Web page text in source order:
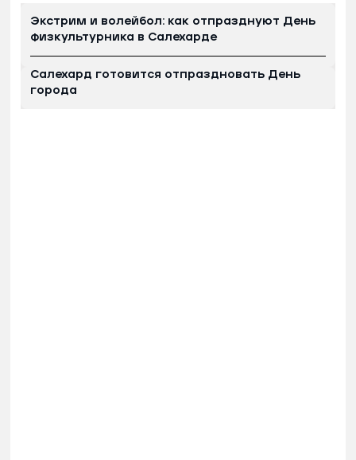
Экстрим и волейбол: как отпразднуют День
физкультурника в Салехарде
Салехард готовится отпраздновать День
города